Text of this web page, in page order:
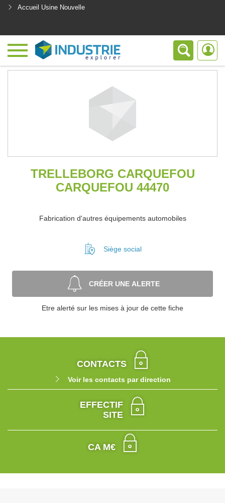
Accueil Usine Nouvelle
TRELLEBORG CARQUEFOU
CARQUEFOU 44470
Fabrication d'autres équipements automobiles
Siège social
CRÉER UNE ALERTE
Etre alerté sur les mises à jour de cette fiche
CONTACTS
Voir les contacts par direction
EFFECTIF
SITE
CA M€